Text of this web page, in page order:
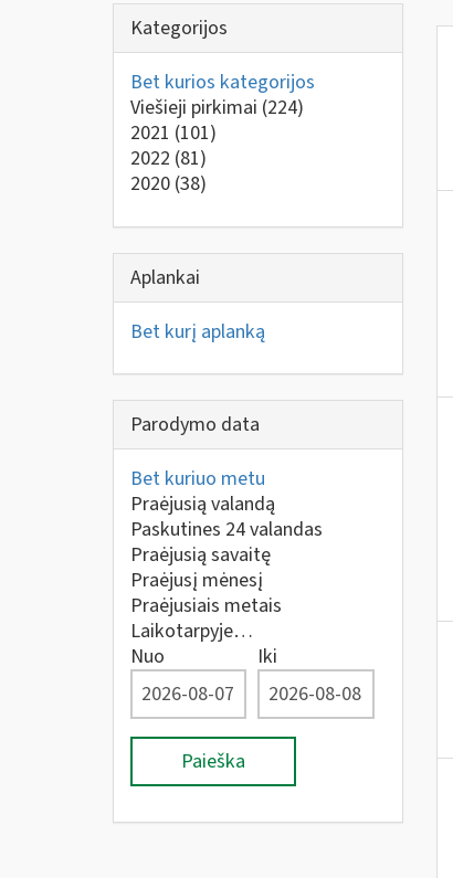
Kategorijos
Bet kurios kategorijos
Viešieji pirkimai (224)
2021 (101)
2022 (81)
2020 (38)
Aplankai
Bet kurį aplanką
Parodymo data
Bet kuriuo metu
Praėjusią valandą
Paskutines 24 valandas
Praėjusią savaitę
Praėjusį mėnesį
Praėjusiais metais
Laikotarpyje…
Nuo
Iki
Paieška